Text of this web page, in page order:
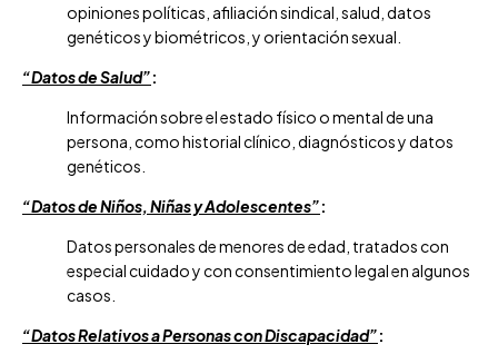
opiniones políticas, afiliación sindical, salud, datos
genéticos y biométricos, y orientación sexual.
“Datos de Salud”:
Información sobre el estado físico o mental de una
persona, como historial clínico, diagnósticos y datos
genéticos.
“Datos de Niños, Niñas y Adolescentes”:
Datos personales de menores de edad, tratados con
especial cuidado y con consentimiento legal en algunos
casos.
“Datos Relativos a Personas con Discapacidad”: